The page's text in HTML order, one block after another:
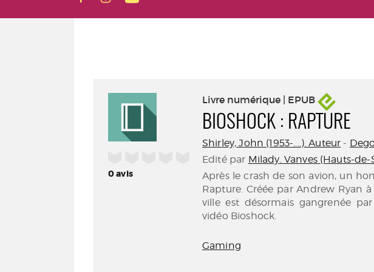
0avis
Livre numérique | EPUB
BIOSHOCK : RAPTURE
Shirley, John (1953-....). Auteur -
Edité par Milady. Vanves (Hauts-de-
Après le crash de son avion, un
Rapture. Créée par Andrew Ryan
ville est désormais gangrenée
vidéo Bioshock.
Gaming